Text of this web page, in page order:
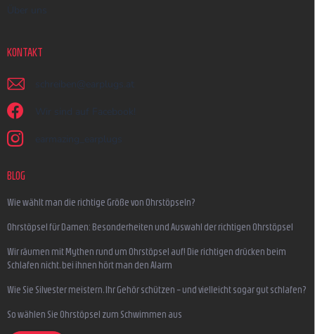
Über uns
KONTAKT
schreiben @ earplugs.at
Wir sind auf Facebook!
earmazing_earplugs
BLOG
Wie wählt man die richtige Größe von Ohrstöpseln?
Ohrstöpsel für Damen: Besonderheiten und Auswahl der richtigen Ohrstöpsel
Wir räumen mit Mythen rund um Ohrstöpsel auf! Die richtigen drücken beim
Schlafen nicht, bei ihnen hört man den Alarm
Wie Sie Silvester meistern, Ihr Gehör schützen – und vielleicht sogar gut schlafen?
So wählen Sie Ohrstöpsel zum Schwimmen aus